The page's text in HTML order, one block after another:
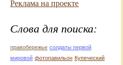
Реклама на проекте
Слова для поиска:
правобережье солдаты первой
мировой фотопавильон Купеческий